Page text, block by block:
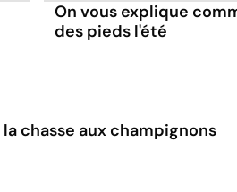
On vous explique
des pieds l'été
la chasse aux champignons